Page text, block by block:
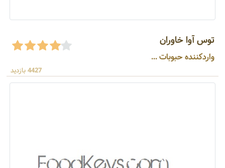
توس آوا خاوران
واردکننده حبوبات ...
4427 بازدید